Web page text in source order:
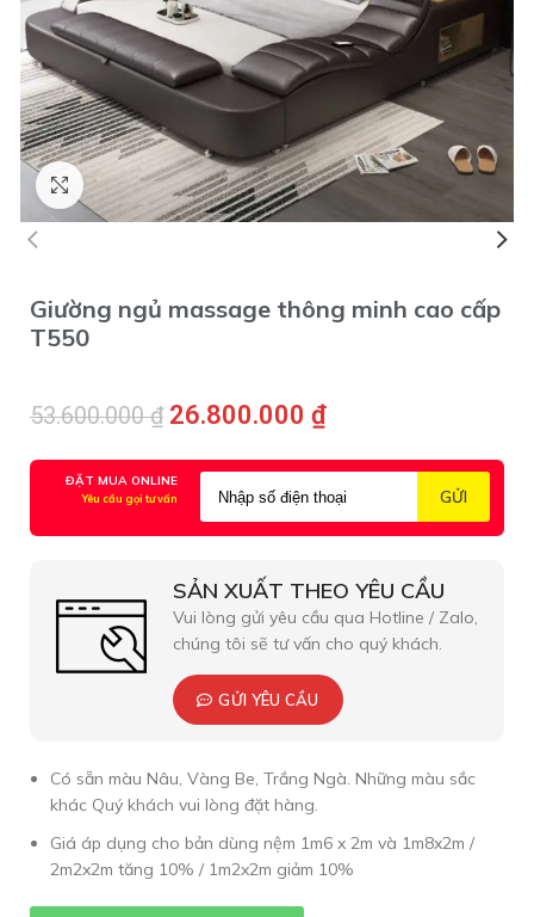
Click to enlarge
Giường ngủ massage thông minh cao cấp
T550
53.600.000₫ 26.800.000 ₫
ĐẶT MUA ONLINE
Yêu cầu gọi tư vấn
SẢN XUẤT THEO YÊU CẦU
Vui lòng gửi yêu cầu qua Hotline / Zalo,
chúng tôi sẽ tư vấn cho quý khách.
GỬI YÊU CẦU
Có sẵn màu Nâu, Vàng Be, Trắng Ngà. Những màu sắc
khác Quý khách vui lòng đặt hàng.
Giá áp dụng cho bản dùng nệm 1m6 x 2m và 1m8x2m /
2m2x2m tăng 10% / 1m2x2m giảm 10%